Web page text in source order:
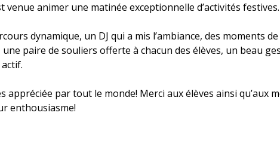
venue animer une matinée exceptionnelle d’activités festives.
dynamique, un DJ qui a mis l’ambiance, des moments
paire de souliers offerte à chacun des élèves, un beau
appréciée par tout le monde! Merci aux élèves ainsi qu’aux
enthousiasme!